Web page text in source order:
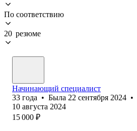
По соответствию
20 резюме
Начинающий специалист
33 года • Была 22 сентября 2024 •
10 августа 2024
15 000 ₽